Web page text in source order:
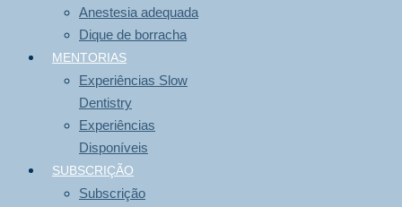
Anestesia adequada
Dique de borracha
MENTORIAS
Experiências Slow
Dentistry
Experiências
Disponíveis
SUBSCRIÇÃO
Subscrição